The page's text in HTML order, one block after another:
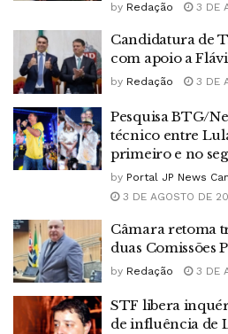
by Redação 3 DE
Candidatura de
com apoio a
by Redação 3 DE
Pesquisa BTG/
técnico entre
primeiro e no
by Portal JP News
3 DE AGOSTO DE
Câmara retoma
duas Comissões
by Redação 3 DE
STF libera
de influência de